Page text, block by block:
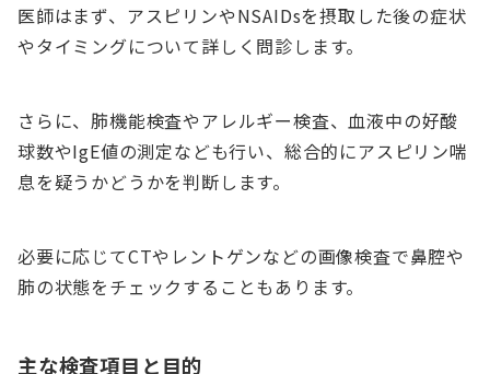
医師はまず、アスピリンやNSAIDsを摂取した後の症状
やタイミングについて詳しく問診します。
さらに、肺機能検査やアレルギー検査、血液中の好酸
球数やIgE値の測定なども行い、総合的にアスピリン喘
息を疑うかどうかを判断します。
必要に応じてCTやレントゲンなどの画像検査で鼻腔や
肺の状態をチェックすることもあります。
主な検査項目と目的